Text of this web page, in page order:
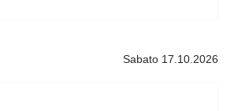
Sabato 17.10.2026